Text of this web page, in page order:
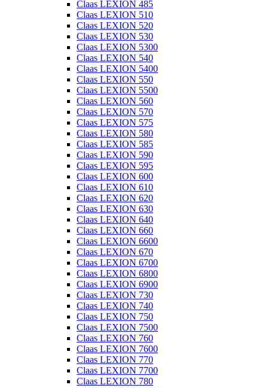
Claas LEXION 485
Claas LEXION 510
Claas LEXION 520
Claas LEXION 530
Claas LEXION 5300
Claas LEXION 540
Claas LEXION 5400
Claas LEXION 550
Claas LEXION 5500
Claas LEXION 560
Claas LEXION 570
Claas LEXION 575
Claas LEXION 580
Claas LEXION 585
Claas LEXION 590
Claas LEXION 595
Claas LEXION 600
Claas LEXION 610
Claas LEXION 620
Claas LEXION 630
Claas LEXION 640
Claas LEXION 660
Claas LEXION 6600
Claas LEXION 670
Claas LEXION 6700
Claas LEXION 6800
Claas LEXION 6900
Claas LEXION 730
Claas LEXION 740
Claas LEXION 750
Claas LEXION 7500
Claas LEXION 760
Claas LEXION 7600
Claas LEXION 770
Claas LEXION 7700
Claas LEXION 780